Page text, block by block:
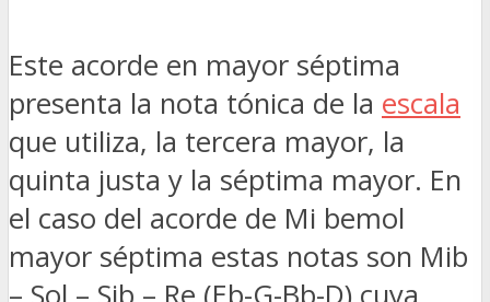
Este acorde en mayor séptima
presenta la nota tónica de la escala
que utiliza, la tercera mayor, la
quinta justa y la séptima mayor. En
el caso del acorde de Mi bemol
mayor séptima estas notas son Mib